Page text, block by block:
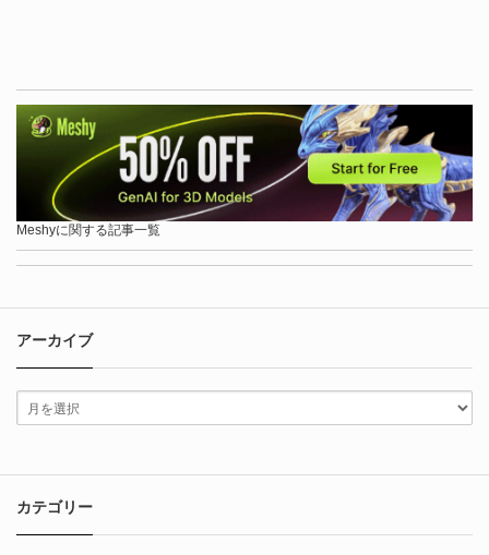
Meshyに関する記事一覧
アーカイブ
カテゴリー